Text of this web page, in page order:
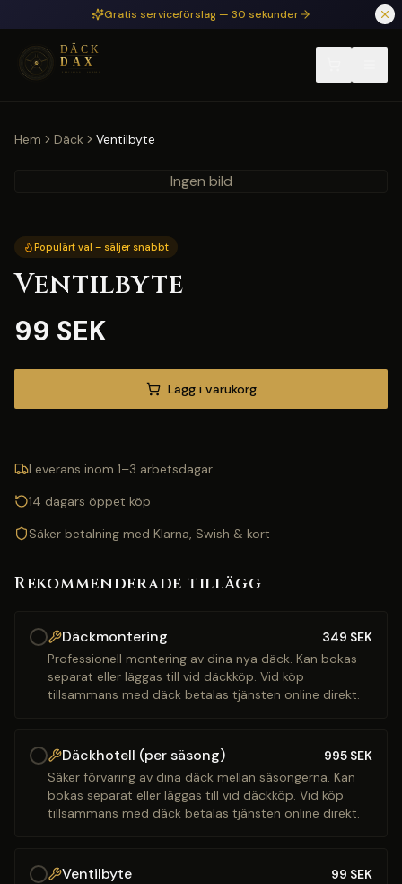
Hoppa till huvudinnehållGratis serviceförslag — 30 sekunder
Hem Däck Ventilbyte
Ingen bild
Populärt val – säljer snabbt
Ventilbyte
99 SEK
Lägg i varukorg
Leverans inom 1–3 arbetsdagar
14 dagars öppet köp
Säker betalning med Klarna, Swish & kort
Rekommenderade tillägg
Däckmontering 349 SEK
Professionell montering av dina nya däck. Kan bokas
separat eller läggas till vid däckköp. Vid köp
tillsammans med däck betalas tjänsten online direkt.
Däckhotell (per säsong) 995 SEK
Säker förvaring av dina däck mellan säsongerna. Kan
bokas separat eller läggas till vid däckköp. Vid köp
tillsammans med däck betalas tjänsten online direkt.
Ventilbyte 99 SEK